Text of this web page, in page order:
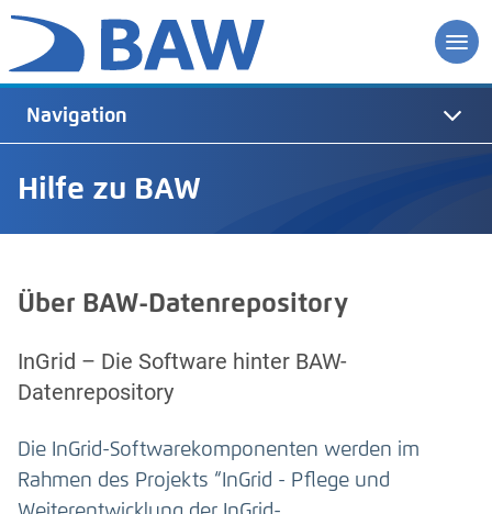
Hilfe zu BAW
Navigation
Über BAW-Datenrepository
InGrid – Die Software hinter BAW-
Datenrepository
Die InGrid-Softwarekomponenten werden im
Rahmen des Projekts “InGrid - Pflege und